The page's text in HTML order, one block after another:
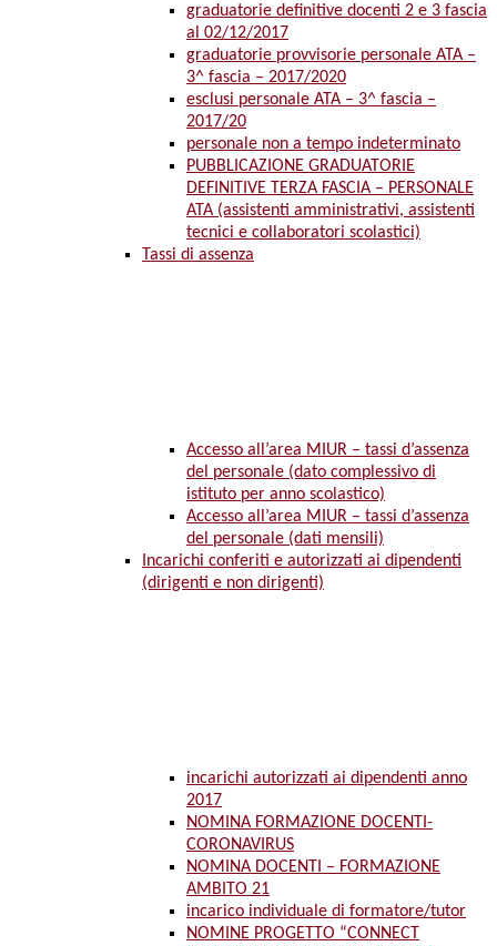
graduatorie definitive docenti 2 e 3 fascia
al 02/12/2017
graduatorie provvisorie personale ATA –
3^ fascia – 2017/2020
esclusi personale ATA – 3^ fascia –
2017/20
personale non a tempo indeterminato
PUBBLICAZIONE GRADUATORIE
DEFINITIVE TERZA FASCIA – PERSONALE
ATA (assistenti amministrativi, assistenti
tecnici e collaboratori scolastici)
Tassi di assenza
Accesso all’area MIUR – tassi d’assenza
del personale (dato complessivo di
istituto per anno scolastico)
Accesso all’area MIUR – tassi d’assenza
del personale (dati mensili)
Incarichi conferiti e autorizzati ai dipendenti
(dirigenti e non dirigenti)
incarichi autorizzati ai dipendenti anno
2017
NOMINA FORMAZIONE DOCENTI-
CORONAVIRUS
NOMINA DOCENTI – FORMAZIONE
AMBITO 21
incarico individuale di formatore/tutor
NOMINE PROGETTO “CONNECT